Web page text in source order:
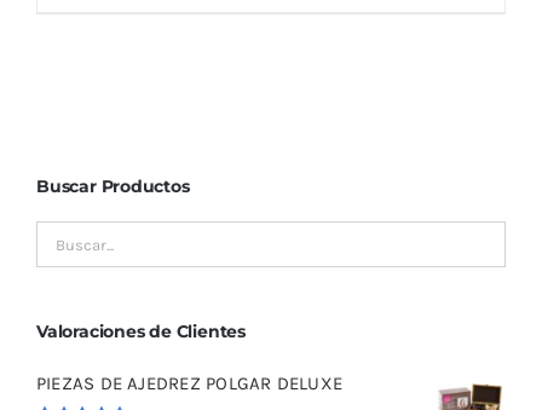
Buscar Productos
Valoraciones de Clientes
PIEZAS DE AJEDREZ POLGAR DELUXE